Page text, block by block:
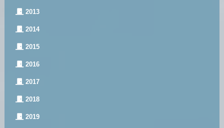
2013
2014
2015
2016
2017
2018
2019